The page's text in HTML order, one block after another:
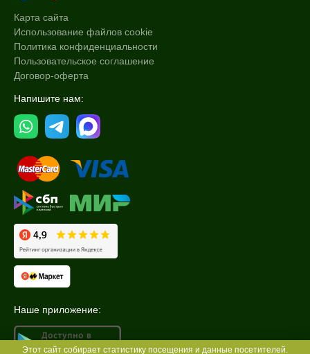
Карта сайта
Использование файлов cookie
Политика конфиденциальности
Пользовательское соглашение
Договор-оферта
Напишите нам:
Наше приложение:
Этот сайт собирает статистику посещения и данные посетителей.